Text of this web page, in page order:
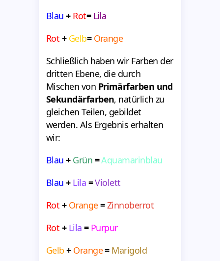
Blau + Rot= Lila
Rot + Gelb= Orange
Schließlich haben wir Farben der
dritten Ebene, die durch
Mischen von Primärfarben und
Sekundärfarben, natürlich zu
gleichen Teilen, gebildet
werden. Als Ergebnis erhalten
wir:
Blau + Grün =Aquamarinblau
Blau + Lila =Violett
Rot + Orange=Zinnoberrot
Rot + Lila = Purpur
Gelb + Orange= Marigold